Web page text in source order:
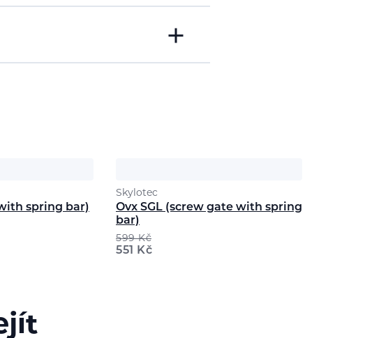
spring bar)
Skylotec
Ovx SGL (screw gate with spring
bar)
599Kč
551 Kč